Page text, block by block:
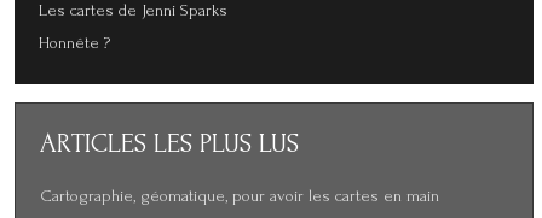
Les cartes de Jenni Sparks
Honnête ?
ARTICLES LES PLUS LUS
Cartographie, géomatique, pour avoir les cartes en main